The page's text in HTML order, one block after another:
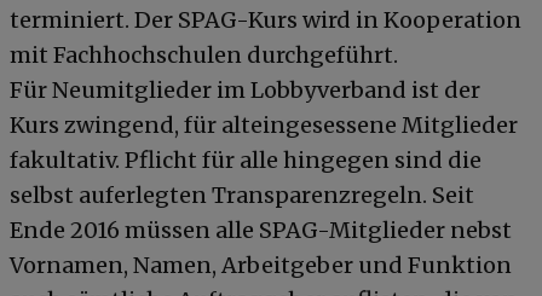
terminiert. Der SPAG-Kurs wird in Kooperation
mit Fachhochschulen durchgeführt.
Für Neumitglieder im Lobbyverband ist der
Kurs zwingend, für alteingesessene Mitglieder
fakultativ. Pflicht für alle hingegen sind die
selbst auferlegten Transparenzregeln. Seit
Ende 2016 müssen alle SPAG-Mitglieder nebst
Vornamen, Namen, Arbeitgeber und Funktion